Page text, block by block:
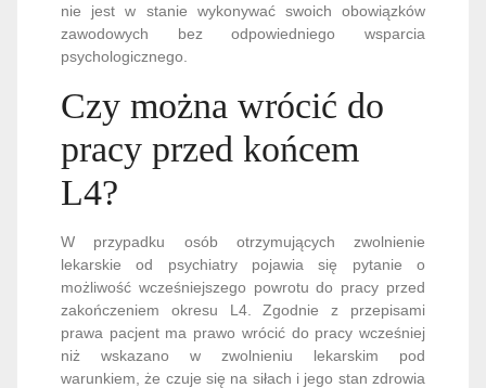
nie jest w stanie wykonywać swoich obowiązków
zawodowych bez odpowiedniego wsparcia
psychologicznego.
Czy można wrócić do
pracy przed końcem
L4?
W przypadku osób otrzymujących zwolnienie
lekarskie od psychiatry pojawia się pytanie o
możliwość wcześniejszego powrotu do pracy przed
zakończeniem okresu L4. Zgodnie z przepisami
prawa pacjent ma prawo wrócić do pracy wcześniej
niż wskazano w zwolnieniu lekarskim pod
warunkiem, że czuje się na siłach i jego stan zdrowia